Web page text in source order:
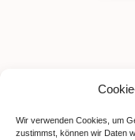
Wir verwenden Cookies, um
zustimmst, können wir Daten